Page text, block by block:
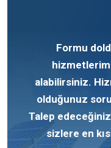
Formu
alabilirsiniz.
olduğunuz
Talep
sizlere en